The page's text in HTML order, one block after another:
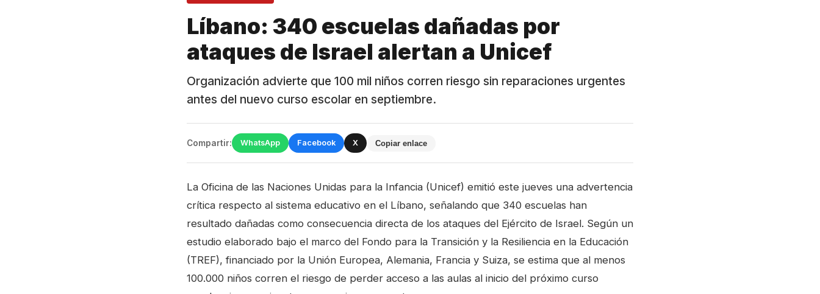
Líbano: 340 escuelas dañadas por
ataques de Israel alertan a Unicef
Organización advierte que 100 mil niños corren riesgo sin reparaciones urgentes
antes del nuevo curso escolar en septiembre.
Compartir: WhatsApp Facebook X Copiar enlace
La Oficina de las Naciones Unidas para la Infancia (Unicef) emitió este jueves una advertencia
crítica respecto al sistema educativo en el Líbano, señalando que 340 escuelas han
resultado dañadas como consecuencia directa de los ataques del Ejército de Israel. Según un
estudio elaborado bajo el marco del Fondo para la Transición y la Resiliencia en la Educación
(TREF), financiado por la Unión Europea, Alemania, Francia y Suiza, se estima que al menos
100.000 niños corren el riesgo de perder acceso a las aulas al inicio del próximo curso